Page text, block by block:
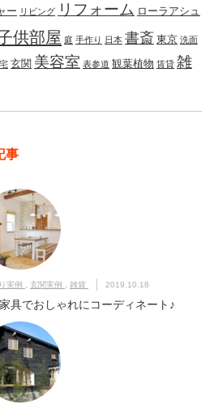
ー リビング リフォーム ローラアシュ
供部屋 庭 手作り 日本 書斎 東京 洗面
玄関 美容室 表参道 観葉植物 賃貸 雑
事
実例 玄関実例 雑貨 2019.10.18
具でおしゃれにコーディネート♪